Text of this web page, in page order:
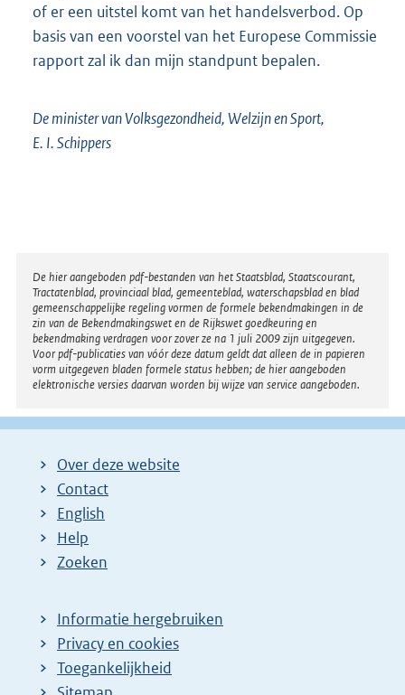
of er een uitstel komt van het handelsverbod. Op
basis van een voorstel van het Europese Commissie
rapport zal ik dan mijn standpunt bepalen.
De minister van Volksgezondheid, Welzijn en Sport,
E. I. Schippers
Disclaimer
De hier aangeboden pdf-bestanden van het Staatsblad, Staatscourant,
Tractatenblad, provinciaal blad, gemeenteblad, waterschapsblad en blad
gemeenschappelijke regeling vormen de formele bekendmakingen in de
zin van de Bekendmakingswet en de Rijkswet goedkeuring en
bekendmaking verdragen voor zover ze na 1 juli 2009 zijn uitgegeven.
Voor pdf-publicaties van vóór deze datum geldt dat alleen de in papieren
vorm uitgegeven bladen formele status hebben; de hier aangeboden
elektronische versies daarvan worden bij wijze van service aangeboden.
Over deze website
Contact
English
Help
Zoeken
Informatie hergebruiken
Privacy en cookies
Toegankelijkheid